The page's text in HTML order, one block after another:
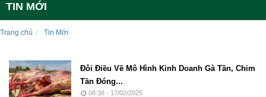
TIN MỚI
Trang chủ Tin Mới
Đôi Điều Về Mô Hình Kinh Doanh Gà Tần, Chim
Tần Đóng...
08:38 - 17/02/2025